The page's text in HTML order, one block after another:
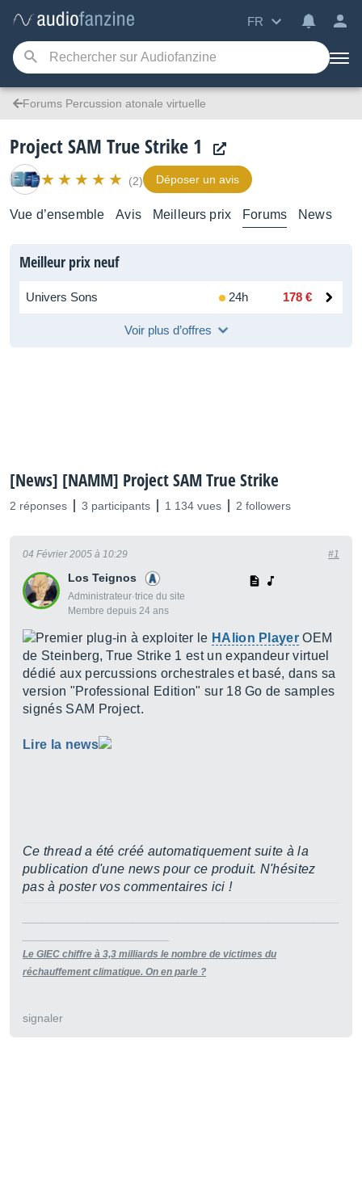
FR
Forums Percussion atonale virtuelle
Project SAM True Strike 1
(2) Déposer un avis
Vue d’ensemble Avis Meilleurs prix Forums News
Meilleur prix neuf
Univers Sons 24h 178 €
Voir plus d’offres
[News] [NAMM] Project SAM True Strike
2 réponses 3 participants 1 134 vues 2 followers
Los Teignos
Administrateur·trice du site
Membre depuis 24 ans
04 Février 2005 à 10:29 #1
Premier plug-in à exploiter le HAlion Player OEM
de Steinberg, True Strike 1 est un expandeur virtuel
dédié aux percussions orchestrales et basé, dans sa
version "Professional Edition" sur 18 Go de samples
signés SAM Project.
Lire la news
Ce thread a été créé automatiquement suite à la
publication d'une news pour ce produit. N'hésitez
pas à poster vos commentaires ici !
Le GIEC chiffre à 3,3 milliards le nombre de victimes du
réchauffement climatique. On en parle ?
signaler